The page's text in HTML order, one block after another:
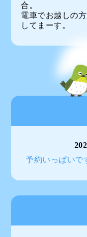
合。
電車でお越しの
してまーす。
予約いっぱいで